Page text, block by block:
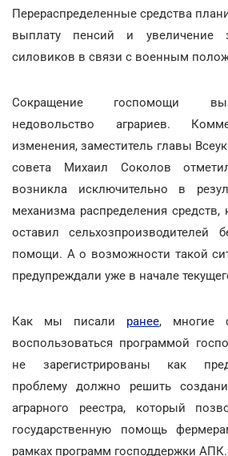
Перераспределенные средства
выплату пенсий и увеличение
силовиков в связи с военным
Сокращение госпомощи
недовольство аграриев.
изменения, заместитель главы
совета Михаил Соколов
возникла исключительно в
механизма распределения средств,
оставил сельхозпроизводителей
помощи. А о возможности такой
предупреждали уже в начале
Как мы писали ранее, многие
воспользоваться программой
не зарегистрированы как
проблему должно решить
аграрного реестра, который
государственную помощь
рамках программ господдержки АПК.